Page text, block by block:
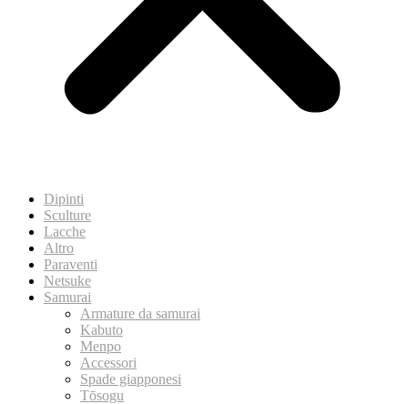
Dipinti
Sculture
Lacche
Altro
Paraventi
Netsuke
Samurai
Armature da samurai
Kabuto
Menpo
Accessori
Spade giapponesi
Tōsogu